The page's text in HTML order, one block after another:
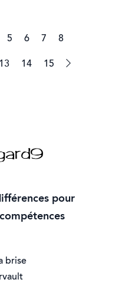
5 6 7 8
13 14 15
pour
brise